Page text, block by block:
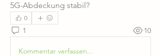
5G-Abdeckung stabil?
0
1 10
Kommentar verfassen...